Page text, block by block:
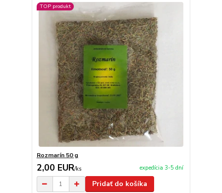
TOP produkt
Rozmarín 50 g
2,00 EUR/ks expedícia 3-5 dní
Pridať do košíka